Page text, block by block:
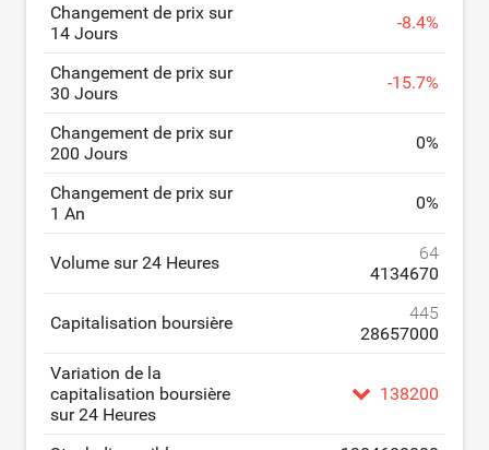
Changement de prix sur
14 Jours
-8.4%
Changement de prix sur
30 Jours
-15.7%
Changement de prix sur
200 Jours
0%
Changement de prix sur
1 An
0%
Volume sur 24 Heures
64
4134670
Capitalisation boursière
445
28657000
Variation de la
capitalisation boursière
sur 24 Heures
138200